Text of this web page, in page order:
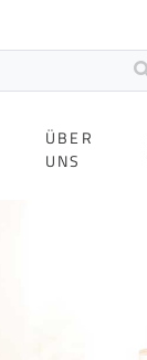
ÜBER
UNS